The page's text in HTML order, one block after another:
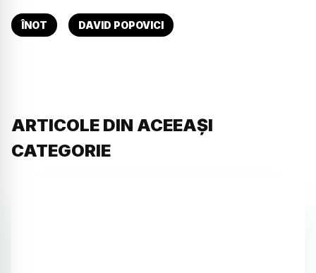
ÎNOT DAVID POPOVICI
ARTICOLE DIN ACEEAȘI
CATEGORIE